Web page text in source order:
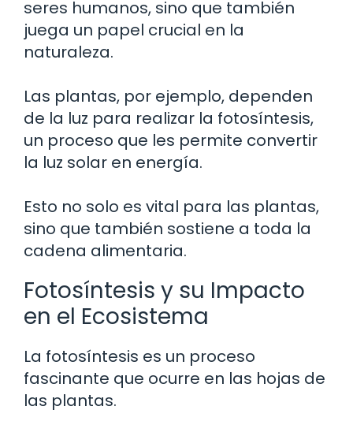
seres humanos, sino que también
juega un papel crucial en la
naturaleza.
Las plantas, por ejemplo, dependen
de la luz para realizar la fotosíntesis,
un proceso que les permite convertir
la luz solar en energía.
Esto no solo es vital para las plantas,
sino que también sostiene a toda la
cadena alimentaria.
Fotosíntesis y su Impacto
en el Ecosistema
La fotosíntesis es un proceso
fascinante que ocurre en las hojas de
las plantas.